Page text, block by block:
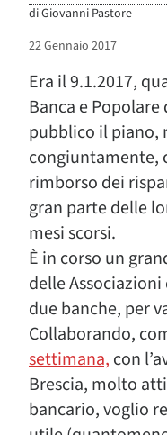
diGiovanni Pastore
22 Gennaio 2017
Era il 9.1.2017,
Banca e
pubblico il piano,
congiuntamente,
rimborso dei
gran parte delle
mesi scorsi.
È in corso un
delle
due banche, per
Collaborando,
settimana, con
Brescia, molto
bancario, voglio